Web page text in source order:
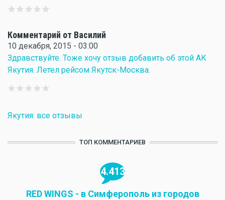
Комментарий от Василий
10 декабря, 2015 - 03:00
Здравствуйте. Тоже хочу отзыв добавить об этой АК
Якутия. Летел рейсом Якутск-Москва.
Якутия: все отзывы
ТОП КОММЕНТАРИЕВ
4.413
RED WINGS - в Симферополь из городов